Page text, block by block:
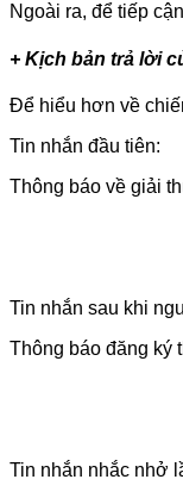
Ngoài ra, để tiếp
+ Kịch bản trả lời
Để hiểu hơn về
Tin nhắn đầu tiên:
Thông báo về giải
Tin nhắn sau khi
Thông báo đăng ký
Tin nhắn nhắc nhở